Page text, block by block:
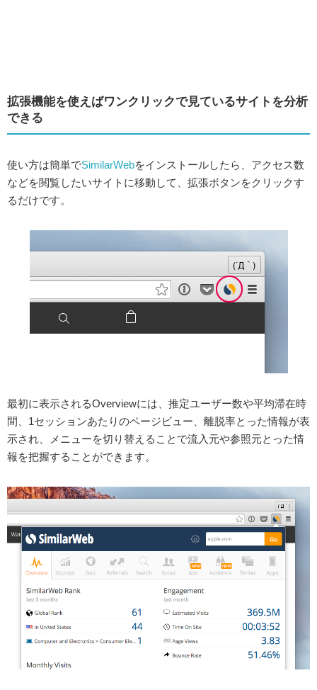
拡張機能を使えばワンクリックで見ているサイトを分析
できる
使い方は簡単でSimilarWebをインストールしたら、アクセス数
などを閲覧したいサイトに移動して、拡張ボタンをクリックす
るだけです。
最初に表示されるOverviewには、推定ユーザー数や平均滞在時
間、1セッションあたりのページビュー、離脱率とった情報が表
示され、メニューを切り替えることで流入元や参照元とった情
報を把握することができます。